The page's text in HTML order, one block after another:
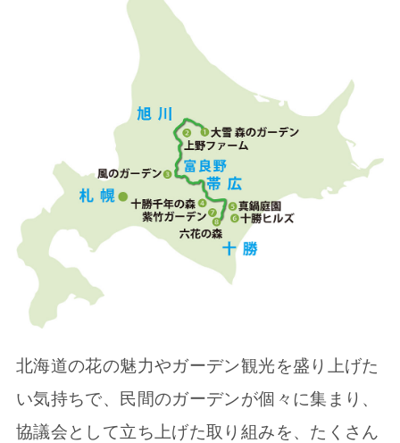
北海道の花の魅力やガーデン観光を盛り上げた
い気持ちで、民間のガーデンが個々に集まり、
協議会として立ち上げた取り組みを、たくさん